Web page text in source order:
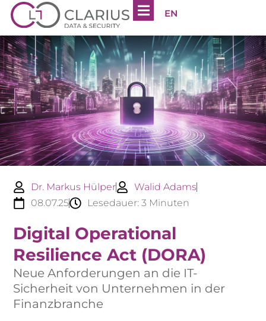
EN
Dr. Markus Hülper
Walid Adams
08.07.25
Lesedauer: 3 Minuten
Digital Operational
Resilience Act (DORA)
Neue Anforderungen an die IT-
Sicherheit von Unternehmen in der
Finanzbranche